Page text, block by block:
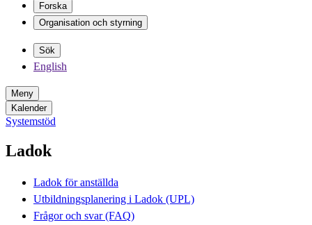
Forska
Organisation och styrning
Sök
English
Meny
Kalender
Systemstöd
Ladok
Ladok för anställda
Utbildningsplanering i Ladok (UPL)
Frågor och svar (FAQ)